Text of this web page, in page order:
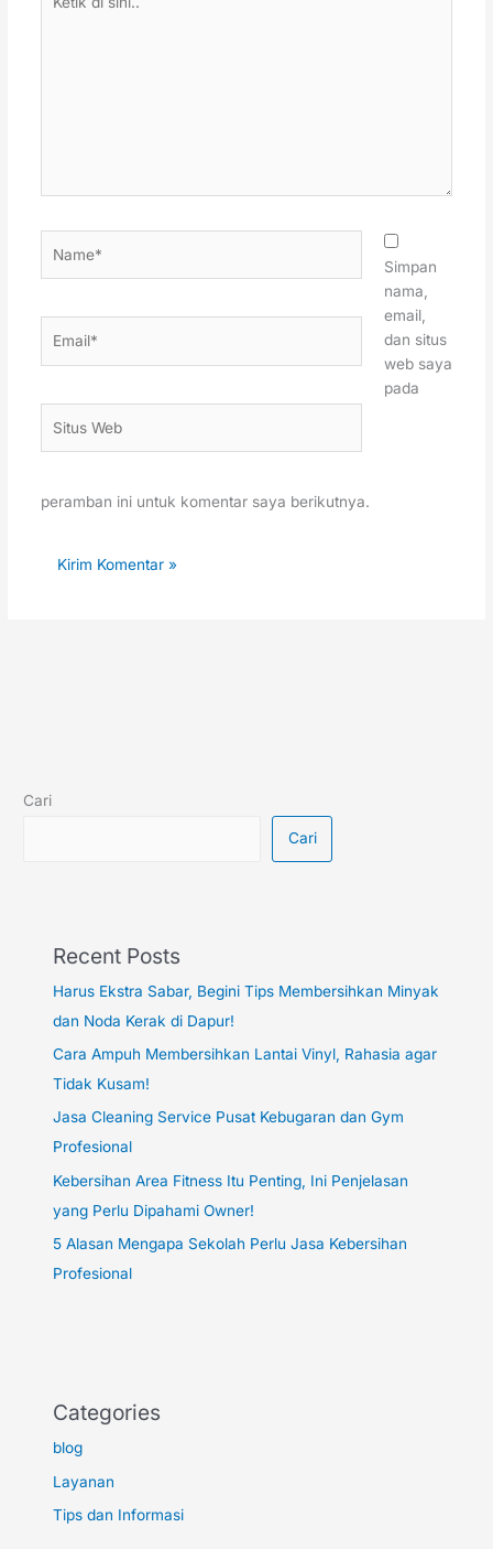
Web
Simpan
nama,
email,
dan situs
web saya
pada
peramban ini untuk komentar saya berikutnya.
Cari
Cari
Recent Posts
Harus Ekstra Sabar, Begini Tips Membersihkan Minyak
dan Noda Kerak di Dapur!
Cara Ampuh Membersihkan Lantai Vinyl, Rahasia agar
Tidak Kusam!
Jasa Cleaning Service Pusat Kebugaran dan Gym
Profesional
Kebersihan Area Fitness Itu Penting, Ini Penjelasan
yang Perlu Dipahami Owner!
5 Alasan Mengapa Sekolah Perlu Jasa Kebersihan
Profesional
Categories
blog
Layanan
Tips dan Informasi